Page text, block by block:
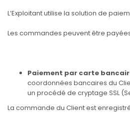
L’Exploitant utilise la solution de
Les commandes peuvent être
Paiement par carte
coordonnées bancaires du
un procédé de cryptage SSL
La commande du Client est